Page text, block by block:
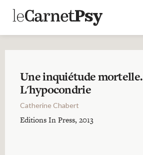
Articles
A la une
Adolescence
Dispositif
Enfance
Périnatalité
Psychanalyse
Psychopathologie
Soin
Dossiers
Une inquiétude mortelle.
L'hypocondrie
Catherine Chabert
Editions In Press, 2013